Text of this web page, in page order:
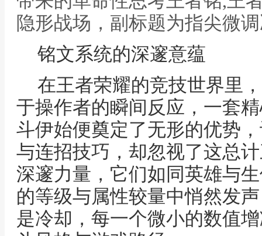
隐形战场，副标题为指尖微
铭文系统的深邃意蕴
在王者荣耀的竞技世界里
于操作者的瞬间反应，一套
斗伊始便奠定了无形的优势
与连招技巧，却忽视了这总
深邃力量，它们如同英雄与
的等级与属性较量中悄然发
是冷却，每一个微小的数值